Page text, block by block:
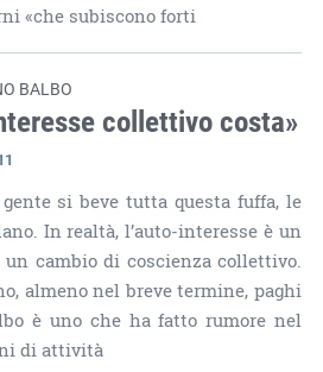
«che subiscono forti
BALBO
collettivo costa»
si beve tutta questa fuffa, le
In realtà, l’auto-interesse è un
cambio di coscienza collettivo.
almeno nel breve termine, paghi
è uno che ha fatto rumore nel
di attività